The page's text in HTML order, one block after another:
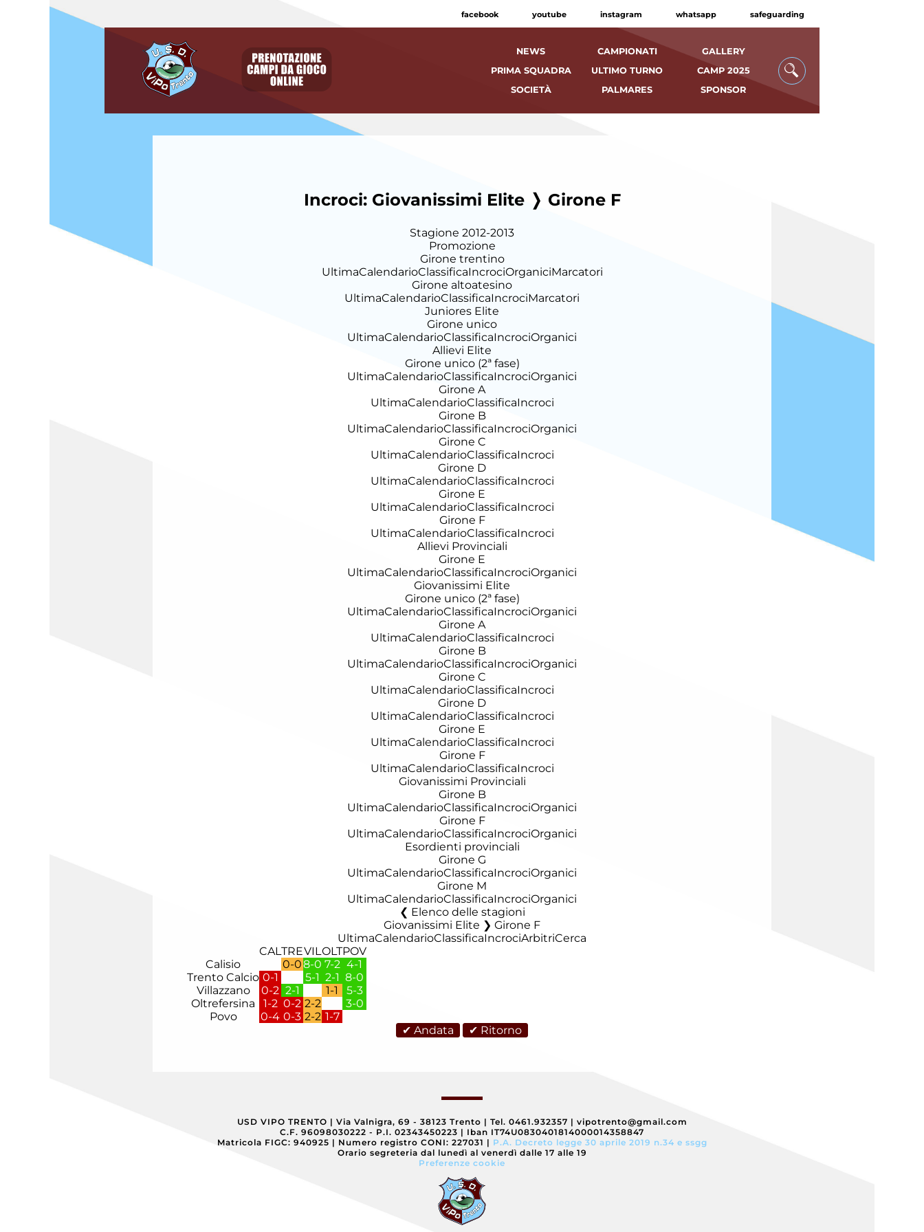
facebook youtube instagram whatsapp safeguarding
NEWS CAMPIONATI
GALLERY
PRIMA SQUADRA
ULTIMO TURNO
CAMP 2025
SOCIETÀ
PALMARES SPONSOR
Incroci: Giovanissimi Elite ❭ Girone F
Stagione 2012-2013
Promozione
Girone trentino
UltimaCalendarioClassificaIncrociOrganiciMarcatori
Girone altoatesino
UltimaCalendarioClassificaIncrociMarcatori
Juniores Elite
Girone unico
UltimaCalendarioClassificaIncrociOrganici
Allievi Elite
Girone unico (2ª fase)
UltimaCalendarioClassificaIncrociOrganici
Girone A
UltimaCalendarioClassificaIncroci
Girone B
UltimaCalendarioClassificaIncrociOrganici
Girone C
UltimaCalendarioClassificaIncroci
Girone D
UltimaCalendarioClassificaIncroci
Girone E
UltimaCalendarioClassificaIncroci
Girone F
UltimaCalendarioClassificaIncroci
Allievi Provinciali
Girone E
UltimaCalendarioClassificaIncrociOrganici
Giovanissimi Elite
Girone unico (2ª fase)
UltimaCalendarioClassificaIncrociOrganici
Girone A
UltimaCalendarioClassificaIncroci
Girone B
UltimaCalendarioClassificaIncrociOrganici
Girone C
UltimaCalendarioClassificaIncroci
Girone D
UltimaCalendarioClassificaIncroci
Girone E
UltimaCalendarioClassificaIncroci
Girone F
UltimaCalendarioClassificaIncroci
Giovanissimi Provinciali
Girone B
UltimaCalendarioClassificaIncrociOrganici
Girone F
UltimaCalendarioClassificaIncrociOrganici
Esordienti provinciali
Girone G
UltimaCalendarioClassificaIncrociOrganici
Girone M
UltimaCalendarioClassificaIncrociOrganici
Elenco delle stagioni
Giovanissimi Elite ❯ Girone F
UltimaCalendarioClassificaIncrociArbitriCerca
CALTREVILOLTPOV
Calisio
0-08-0 7-2 4-1
Trento Calcio 0-1 5-1 2-1 8-0
Villazzano
0-2 2-1 1-1
5-3
Oltrefersina
1-2 0-2 2-2
3-0
Povo
0-4 0-3 2-2 1-7
✔ Andata
✔ Ritorno
USD VIPO TRENTO | Via Valnigra, 69 - 38123 Trento | Tel. 0461.932357 | vipotrento@gmail.com
C.F. 96098030222 - P.I. 02343450223 | Iban IT74U0830401814000014358847
Matricola FIGC: 940925 | Numero registro CONI: 227031 | P.A. Decreto legge 30 aprile 2019 n.34 e ssgg
Orario segreteria dal lunedì al venerdì dalle 17 alle 19
Preferenze cookie